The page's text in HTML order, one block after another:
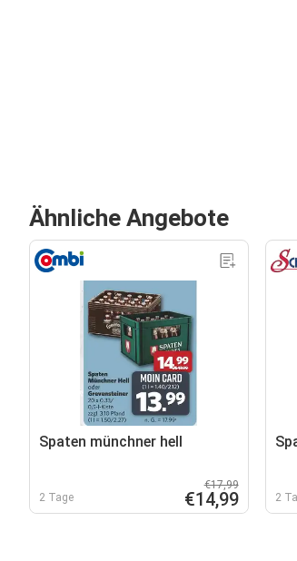
Ähnliche Angebote
Spaten münchner hell
2 Tage
€17,99
€14,99 2